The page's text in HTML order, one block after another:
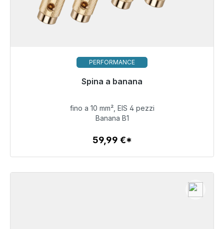
PERFORMANCE
Spina a banana
Pronto per la spedizione immediata, tempo di
59,99 €
Dettagli
fino a 10 mm², EIS 4 pezzi
Banana B1
59,99 €*